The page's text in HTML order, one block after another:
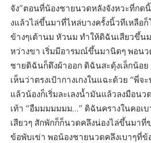
จัง”ตอนที่น้องชายนวดหลังจังหวะที่กด
งแล้วไล่ขึ้นมาที่ไหล่บางครั้งนิ้วทีเหลือ
ข้างๆเต้านม หัวนม ทำให้ดิฉันเสียวขึ้น
หว่างขา เริ่มมีอารมณ์ขึ้นมานิดๆ พอนว
ชายดิฉันก็ดึงผ้าออก ดิฉันสะดุ้งเล็กน้อย
เห็นว่าตรงเป้ากางเกงในแฉะด้วย “พี่จ
แล้วน้องก็เริ่มละเลงน้ำมันแล้วลงมือนว
เท้า “อืมมมมมมม…” ดิฉันครางในคอเ
เสียวๆ สักพักก็ก็นวดคลึงน่องไล่ขึ้นมาที่
ข้อพับเข่า พอน้องชายนวดคลึงเบาๆที่